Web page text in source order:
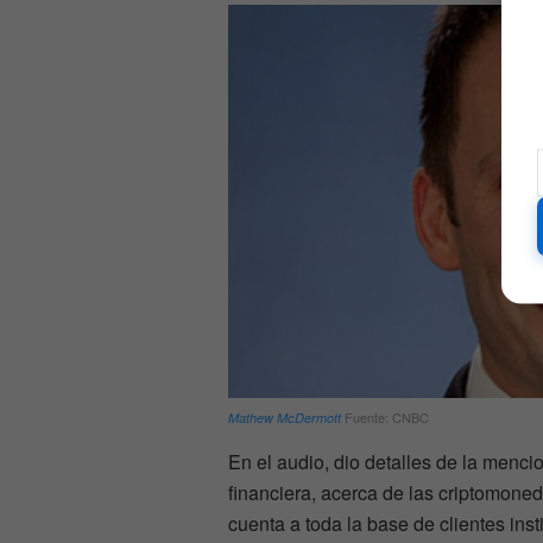
Mathew McDermottFuente: CNBC
En el audio, dio detalles de la
financiera, acerca de las
cuenta a toda la base de clientes